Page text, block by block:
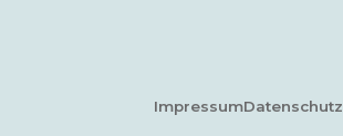
ImpressumDatenschutz